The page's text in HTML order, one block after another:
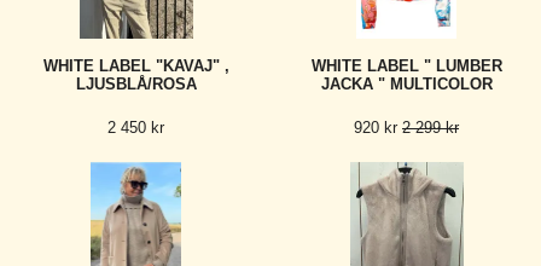
WHITE LABEL "KAVAJ" ,
LJUSBLÅ/ROSA
2 450 kr
WHITE LABEL " LUMBER
JACKA " MULTICOLOR
920 kr 2 299 kr